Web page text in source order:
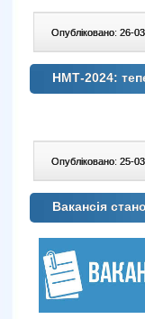
Опубліковано: 26-
НМТ-2024:
Опубліковано: 25-
Вакансія